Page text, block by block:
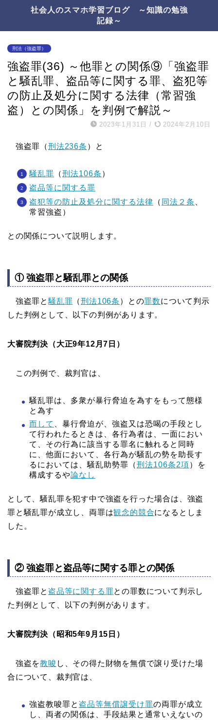
社会人のスマホ学習ブログ ～知識の勉強
記録～
刑法（強盗罪）
強盗罪(36) ～他罪との関係⑨「強盗罪
と騒乱罪、盗品等に関する罪、盗犯等
の防止及処分に関する法律（常習強
盗）との関係」を判例で解説～
2023年1月31日 / 2024年2月10日
強盗罪（刑法236条 ）と
騒乱罪 （刑法106条 ）
盗品等に関する罪
盗犯等の防止及処分に関する法律 （ 同法２条
常習強盗）
との関係について説明します。
① 強盗罪と騒乱罪との関係
強盗罪と 騒乱罪 （刑法106条 ）との罪数について判示
した判例として、以下の判例があります。
大審院判決（大正9年12月7日）
この判例で、裁判官は、
騒乱罪は、多衆が暴行脅迫を為すをもって態様
と為す
而して
、暴行脅迫が、強盗又は恐喝の手段とし
て行われたるときは、各行為者は、一面におい
て、その行為に該当する罪名に触れると同時
に、他面において、各行為が騒乱の勢を助長す
るにおいては、騒乱助勢罪（刑法106条2項）を
構成するや論なし
として、騒乱罪を犯す中で強盗を行った場合は、強盗
罪と騒乱罪が成立し、両罪は観念的競合になるとしま
した。
② 強盗罪と盗品等に関する罪との関係
強盗罪と 盗品等に関する罪との罪数について判示し
た判例として、以下の判例があります。
大審院判決（昭和5年9月15日）
強盗を教唆 し、その得た財物を無償で譲り受けた場
合について、裁判官は、
強盗教唆罪と 盗品等無償譲受け罪の両罪が成立
し、両者の関係は、手段結果と通常いえないの